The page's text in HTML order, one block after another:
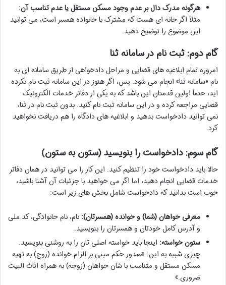
هرگونه مدرک دال بر عدم وجود مسکن مستقل یا عدم تناسب آن:
مثلاً اگر خانه ای هست که مشترک با خانواده همسر است، می توانید
این موضوع را توضیح دهید.
گام دوم: ثبت نام در سامانه ثنا
امروزه تمام ابلاغیه های قضایی و مراحل دادخواهی از طریق سامانه ای به
نام «سامانه ثنا» انجام می شود. پس، اگر هنوز در این سامانه ثبت نام نکرده
اید، حتماً اولین قدمتان این باشد که به یکی از دفاتر خدمات الکترونیک
قضایی مراجعه کرده و در این سامانه ثبت نام کنید. بدون ثبت نام در ثنا،
نمی توانید دادخواست بدهید و ابلاغیه های دادگاه را هم دریافت نخواهید
کرد.
گام سوم: دادخواست را بنویسید (ستون به ستون)
حالا باید دادخواست خود را تنظیم کنید. این کار را می توانید در همان دفاتر
خدمات قضایی انجام دهید، اما اگر می خواهید با جزئیات آن آشنا باشید،
خوب است بدانید که دادخواست شامل بخش های زیر است:
معرفی خواهان (شما) و خوانده (همسرتان): نام، نام خانوادگی، کد ملی
و آدرس کامل خودتان و همسرتان را بنویسید.
ستون خواسته: اینجا باید خواسته اصلی تان را به روشنی بنویسید.
چیزی شبیه به این: «صدور حکم مبنی بر الزام خوانده (زوج) به تهیه
مسکن مستقل و متناسب با شان خواهان (زوجه) به همراه اثاث البیت
ضروری.»